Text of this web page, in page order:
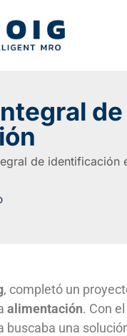
de identificación
, completó un
alimentación. Con
buscaba una